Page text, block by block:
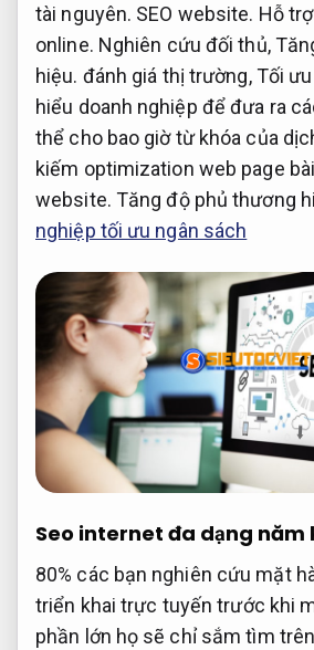
tài nguyên. SEO website. Hỗ
online. Nghiên cứu đối thủ,
hiệu. đánh giá thị trường,Tối
hiểu doanh nghiệp để đưa ra
thể cho bao giờ từ khóa của
kiếm optimization web page
website. Tăng độ phủ thương
nghiệp tối ưu ngân sách
Seo internet đa dạng năm
80% các bạn nghiên cứu mặt
triển khai trực tuyến trước khi
phần lớn họ sẽ chỉ sắm tìm